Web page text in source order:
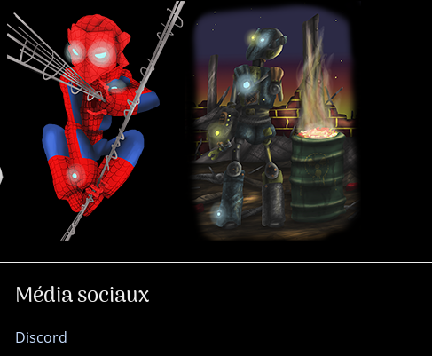
Média sociaux
Discord